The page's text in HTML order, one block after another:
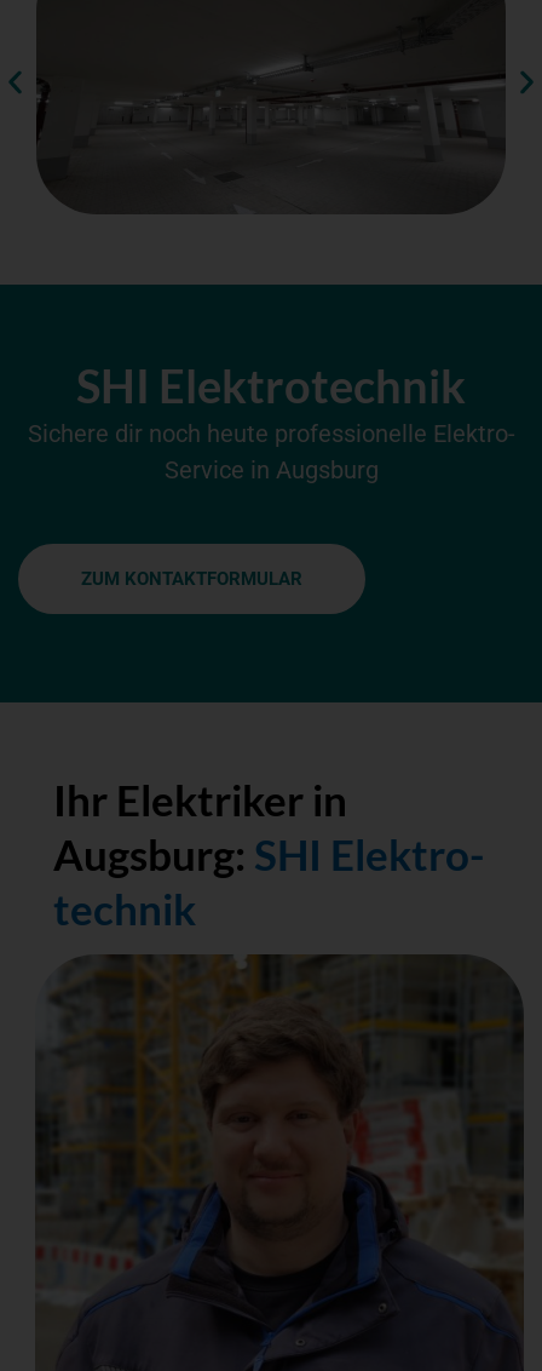
SHI Elektrotechnik
Sichere dir noch heute professionelle Elektro-
Service in Augsburg
ZUM KONTAKTFORMULAR
Ihr Elektri­ker in
Augsburg: SHI Elektro­
technik